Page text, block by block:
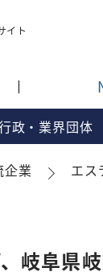
イト
政・業界団体
企業 エス
岐阜県